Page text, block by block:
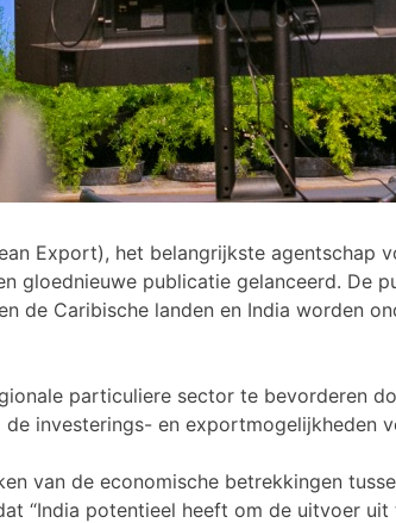
Export), het belangrijkste
gloednieuwe publicatie gelanceerd. De
de Caribische landen en India worden
particuliere sector te bevorderen
investerings- en exportmogelijkheden
van de economische betrekkingen
“India potentieel heeft om de uitvoer